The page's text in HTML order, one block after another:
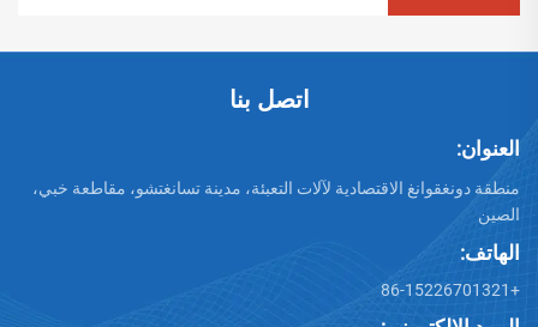
اتصل بنا
العنوان:
منطقة دونغقوانغ الاقتصادية لآلات التعبئة، مدينة تسانغتشو، مقاطعة خبي،
الصين
الهاتف:
+86-15226701321